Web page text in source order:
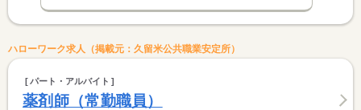
ハローワーク求人（掲載元：久留米公共職業安定所）
パート・アルバイト
薬剤師（常勤職員）